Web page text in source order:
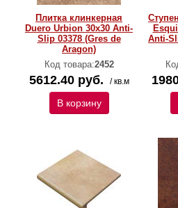
Плитка клинкерная
Duero Urbion 30х30 Anti-
Slip 03378 (Gres de
Aragon)
Код товара:2452
5612.40 руб. / кв.м
В корзину
Anti-